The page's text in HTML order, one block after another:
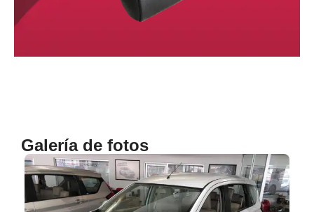
Galería de fotos